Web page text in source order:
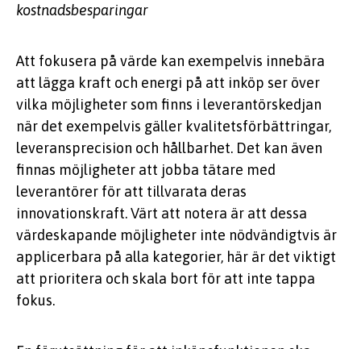
kostnadsbesparingar
Att fokusera på värde kan exempelvis innebära
att lägga kraft och energi på att inköp ser över
vilka möjligheter som finns i leverantörskedjan
när det exempelvis gäller kvalitetsförbättringar,
leveransprecision och hållbarhet. Det kan även
finnas möjligheter att jobba tätare med
leverantörer för att tillvarata deras
innovationskraft. Värt att notera är att dessa
värdeskapande möjligheter inte nödvändigtvis är
applicerbara på alla kategorier, här är det viktigt
att prioritera och skala bort för att inte tappa
fokus.